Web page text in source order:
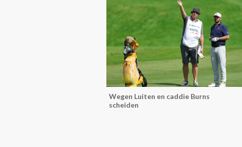
Wegen Luiten en caddie Burns
scheiden